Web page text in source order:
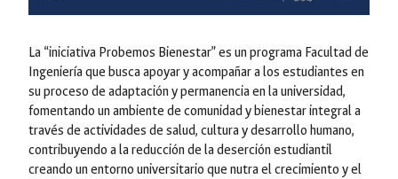
La “iniciativa Probemos Bienestar” es un programa Facultad de
Ingeniería que busca apoyar y acompañar a los estudiantes en
su proceso de adaptación y permanencia en la universidad,
fomentando un ambiente de comunidad y bienestar integral a
través de actividades de salud, cultura y desarrollo humano,
contribuyendo a la reducción de la deserción estudiantil
creando un entorno universitario que nutra el crecimiento y el